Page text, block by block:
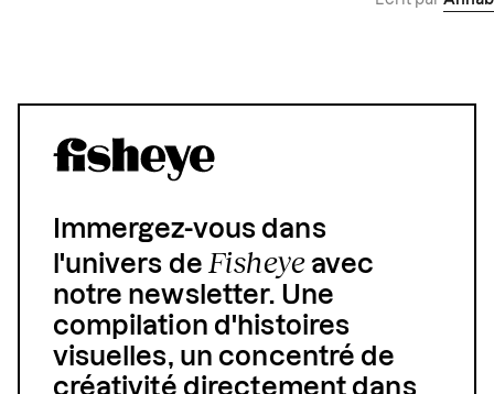
Immergez-vous dans
l'univers deFisheyeavec
notre newsletter. Une
compilation d'histoires
visuelles, un concentré de